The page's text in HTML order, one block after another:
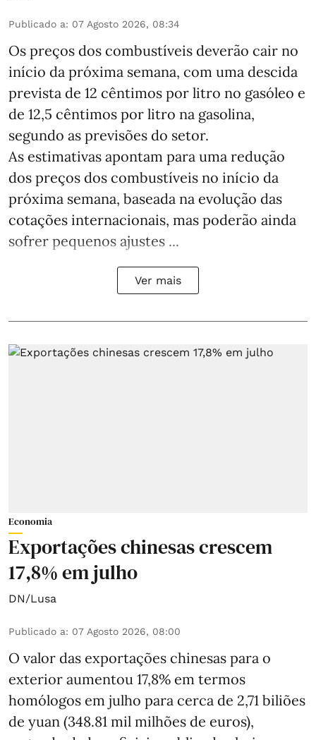
Publicado a: 07 Agosto 2026, 08:34
Os preços dos combustíveis deverão cair no
início da próxima semana, com uma descida
prevista de 12 cêntimos por litro no gasóleo e
de 12,5 cêntimos por litro na gasolina,
segundo as previsões do setor.
As estimativas apontam para uma redução
dos preços dos combustíveis no início da
próxima semana, baseada na evolução das
cotações internacionais, mas poderão ainda
sofrer pequenos ajustes ...
Ver mais
Economia
Exportações chinesas crescem
17,8% em julho
DN/Lusa
Publicado a: 07 Agosto 2026, 08:00
O valor das exportações chinesas para o
exterior aumentou 17,8% em termos
homólogos em julho para cerca de 2,71 biliões
de yuan (348.81 mil milhões de euros),